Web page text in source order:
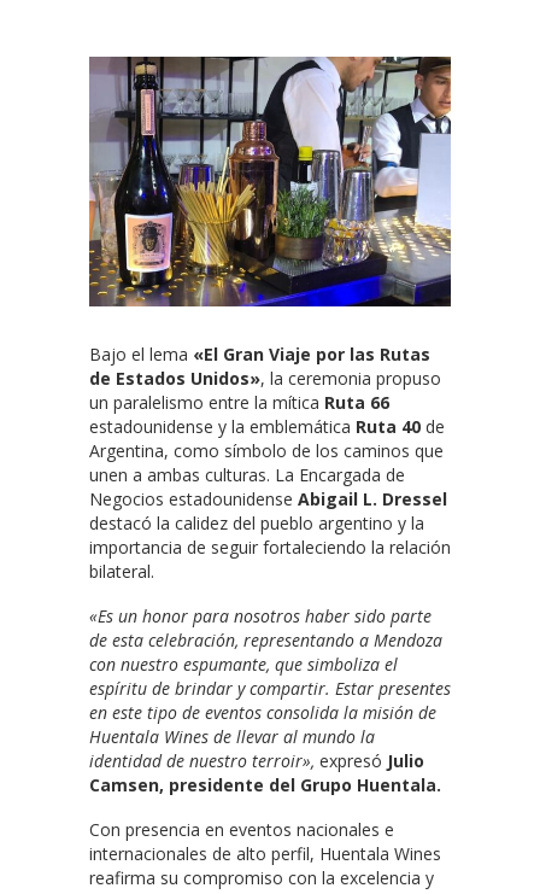
Bajo el lema «El Gran Viaje por las Rutas
de Estados Unidos», la ceremonia propuso
un paralelismo entre la mítica Ruta 66
estadounidense y la emblemática Ruta 40 de
Argentina, como símbolo de los caminos que
unen a ambas culturas. La Encargada de
Negocios estadounidense Abigail L. Dressel
destacó la calidez del pueblo argentino y la
importancia de seguir fortaleciendo la relación
bilateral.
«Es un honor para nosotros haber sido parte
de esta celebración, representando a Mendoza
con nuestro espumante, que simboliza el
espíritu de brindar y compartir. Estar presentes
en este tipo de eventos consolida la misión de
Huentala Wines de llevar al mundo la
identidad de nuestro terroir», expresó Julio
Camsen, presidente del Grupo Huentala.
Con presencia en eventos nacionales e
internacionales de alto perfil, Huentala Wines
reafirma su compromiso con la excelencia y